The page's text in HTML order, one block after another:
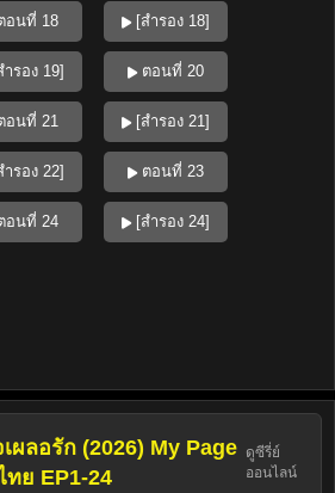
อนที่ 18 [สำรอง 18]
ำรอง 19] ตอนที่ 20
อนที่ 21 [สำรอง 21]
ำรอง 22] ตอนที่ 23
อนที่ 24 [สำรอง 24]
ผลอรัก (2026) My Page
ย EP1-24
ดูซีรี่ย์
ออนไลน์